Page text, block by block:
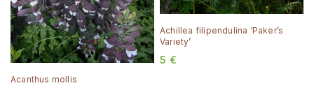
Acanthus mollis
Achillea filipendulina ‘Paker’s
Variety’
5 €